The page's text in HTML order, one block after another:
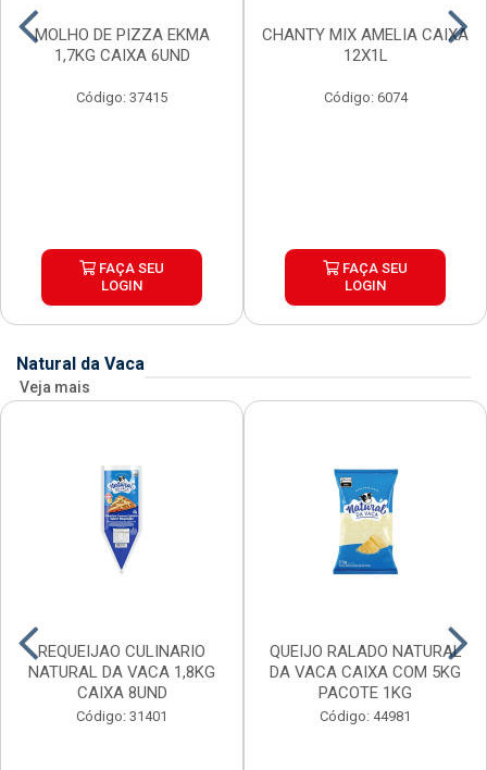
MOLHO DE PIZZA EKMA
1,7KG CAIXA 6UND
Código: 37415
FAÇA SEU
LOGIN
CHANTY MIX AMELIA CAIXA
12X1L
Código: 6074
FAÇA SEU
LOGIN
Natural da Vaca
Veja mais
REQUEIJAO CULINARIO
NATURAL DA VACA 1,8KG
CAIXA 8UND
Código: 31401
QUEIJO RALADO NATURAL
DA VACA CAIXA COM 5KG
PACOTE 1KG
Código: 44981